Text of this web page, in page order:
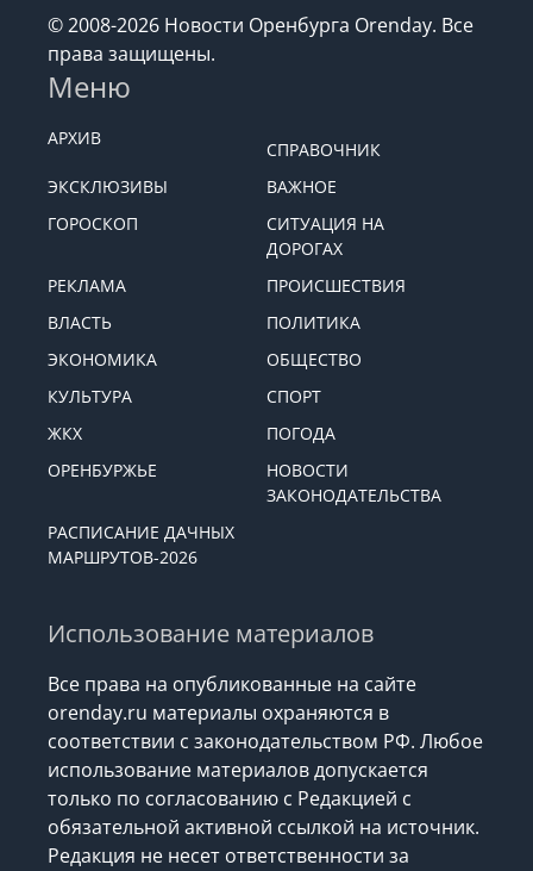
© 2008-2026 Новости Оренбурга Orenday. Все
права защищены.
Меню
АРХИВ
СПРАВОЧНИК
ЭКСКЛЮЗИВЫ
ВАЖНОЕ
ГОРОСКОП
СИТУАЦИЯ НА
ДОРОГАХ
РЕКЛАМА
ПРОИСШЕСТВИЯ
ВЛАСТЬ
ПОЛИТИКА
ЭКОНОМИКА
ОБЩЕСТВО
КУЛЬТУРА
СПОРТ
ЖКХ
ПОГОДА
ОРЕНБУРЖЬЕ
НОВОСТИ
ЗАКОНОДАТЕЛЬСТВА
РАСПИСАНИЕ ДАЧНЫХ
МАРШРУТОВ-2026
Использование материалов
Все права на опубликованные на сайте
orenday.ru материалы охраняются в
соответствии с законодательством РФ. Любое
использование материалов допускается
только по согласованию с Редакцией с
обязательной активной ссылкой на источник.
Редакция не несет ответственности за